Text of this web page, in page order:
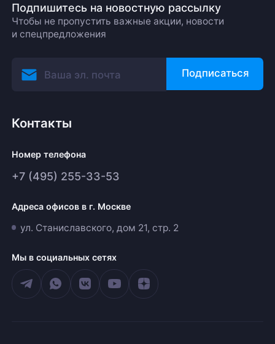
Подпишитесь на новостную рассылку
Чтобы не пропустить важные акции, новости
и спецпредложения
Подписаться
Контакты
Номер телефона
+7 (495) 255-33-53
Адреса офисов в г. Москве
ул. Станиславского, дом 21, стр. 2
Мы в социальных сетях